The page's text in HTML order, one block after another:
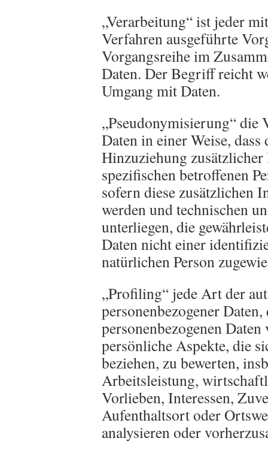
„Verarbeitung“ ist jeder
Verfahren ausgeführte
Vorgangsreihe im
Daten. Der Begriff reicht
Umgang mit Daten.
„Pseudonymisierung“ die
Daten in einer Weise,
Hinzuziehung
spezifischen betroffenen
sofern diese zusätzlichen
werden und technischen
unterliegen, die
Daten nicht einer
natürlichen Person
„Profiling“ jede Art der
personenbezogener
personenbezogenen
persönliche Aspekte, die
beziehen, zu bewerten,
Arbeitsleistung,
Vorlieben, Interessen,
Aufenthaltsort oder
analysieren oder